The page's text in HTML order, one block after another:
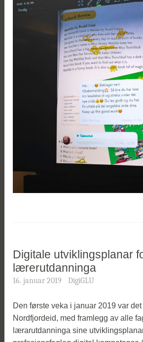
Digitale utviklingsplanar
lærerutdanninga
16. januar 2019 DigiGLU
Den første veka i januar 2019 var
Nordfjordeid, med framlegg av alle
lærarutdanninga sine